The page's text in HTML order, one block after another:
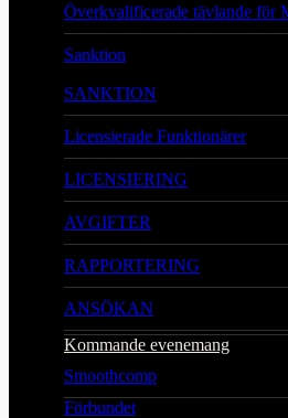
Överkvalificerade tävlande för
Sanktion
SANKTION
Licensierade Funktionärer
LICENSIERING
AVGIFTER
RAPPORTERING
ANSÖKAN
Kommande evenemang
Smoothcomp
Förbundet